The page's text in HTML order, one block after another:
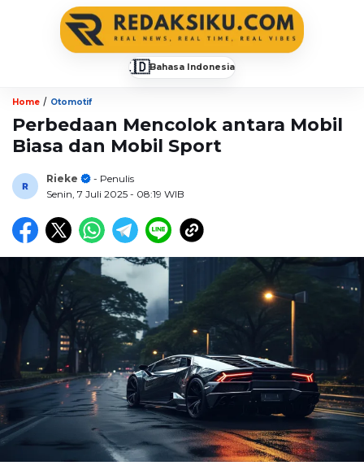
🇮🇩Bahasa Indonesia
Home / Otomotif
Perbedaan Mencolok antara Mobil
Biasa dan Mobil Sport
Rieke
- Penulis
Senin, 7 Juli 2025 - 08:19 WIB